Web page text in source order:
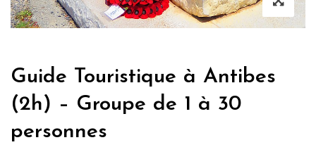
Guide Touristique à Antibes
(2h) – Groupe de 1 à 30
personnes